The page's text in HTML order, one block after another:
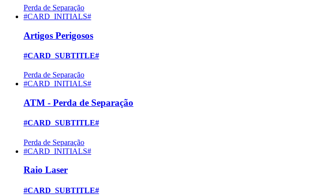
Perda de Separação
#CARD_INITIALS#
Artigos Perigosos
#CARD_SUBTITLE#
Perda de Separação
#CARD_INITIALS#
ATM - Perda de Separação
#CARD_SUBTITLE#
Perda de Separação
#CARD_INITIALS#
Raio Laser
#CARD_SUBTITLE#